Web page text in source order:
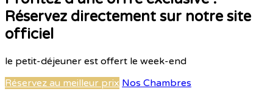
Réservez directement sur notre site
officiel
le petit-déjeuner est offert le week-end
Réservez au meilleur prix Nos Chambres